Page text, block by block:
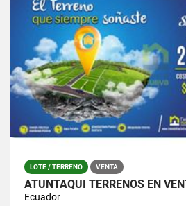
LOTE / TERRENO VENTA
ATUNTAQUI TERRENOS EN
Ecuador